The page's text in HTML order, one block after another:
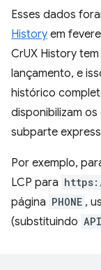
Esses dados
History em
CrUX History
lançamento, e
histórico
disponibilizam
subparte
Por exemplo,
LCP para
página PHONE ,
(substituindo